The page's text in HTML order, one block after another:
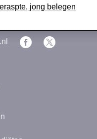
jong belegen